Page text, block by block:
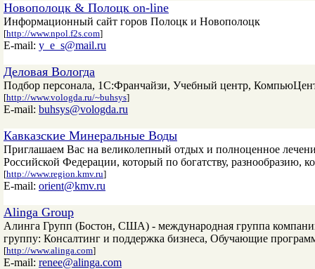
Новополоцк & Полоцк on-line
Информационный сайт горов Полоцк и Новополоцк
[http://www.npol.f2s.com]
E-mail: y_e_s@mail.ru
Деловая Вологда
Подбор персонала, 1С:Франчайзи, Учебный центр,
[http://www.vologda.ru/~buhsys]
E-mail: buhsys@vologda.ru
Кавказские Минеральные Воды
Приглашаем Вас на великолепный отдых и полноценное
Российской Федерации, который по богатству, разнообразию,
[http://www.region.kmv.ru]
E-mail: orient@kmv.ru
Alinga Group
Алинга Групп (Бостон, США) - международная группа
группу: Консалтинг и поддержка бизнеса, Обучающие
[http://www.alinga.com]
E-mail: renee@alinga.com